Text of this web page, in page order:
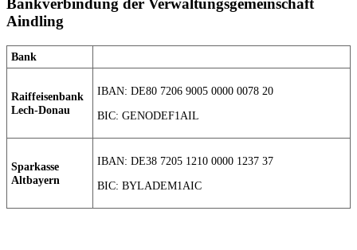
Bankverbindung der Verwaltungsgemeinschaft
Aindling
Bank
Raiffeisenbank
Lech-Donau
IBAN: DE80 7206 9005 0000 0078 20
BIC: GENODEF1AIL
Sparkasse
Altbayern
IBAN: DE38 7205 1210 0000 1237 37
BIC: BYLADEM1AIC